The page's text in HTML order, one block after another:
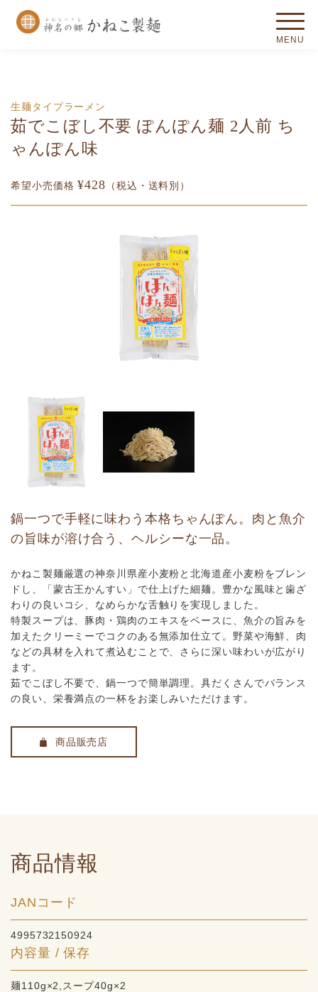
生麺タイプラーメン
茹でこぼし不要 ぽんぽん麺 2人前 ち
ゃんぽん味
希望小売価格 ¥428 （税込・送料別）
鍋一つで手軽に味わう本格ちゃんぽん。肉と魚介
の旨味が溶け合う、ヘルシーな一品。
かねこ製麺厳選の神奈川県産小麦粉と北海道産小麦粉をブレン
ドし、「蒙古王かんすい」で仕上げた細麺。豊かな風味と歯ざ
わりの良いコシ、なめらかな舌触りを実現しました。
特製スープは、豚肉・鶏肉のエキスをベースに、魚介の旨みを
加えたクリーミーでコクのある無添加仕立て。野菜や海鮮、肉
などの具材を入れて煮込むことで、さらに深い味わいが広がり
ます。
茹でこぼし不要で、鍋一つで簡単調理。具だくさんでバランス
の良い、栄養満点の一杯をお楽しみいただけます。
商品販売店
商品情報
JANコード
4995732150924
内容量 / 保存
麺110g×2,スープ40g×2